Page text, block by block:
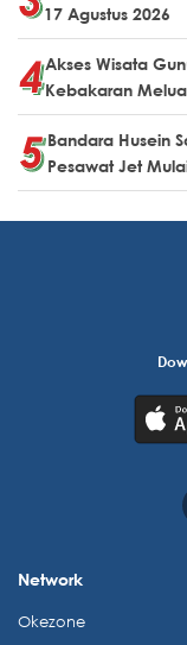
17 Agustus 2026
Akses Wisata
Kebakaran
Bandara Husein
Pesawat Jet
Network
Okezone